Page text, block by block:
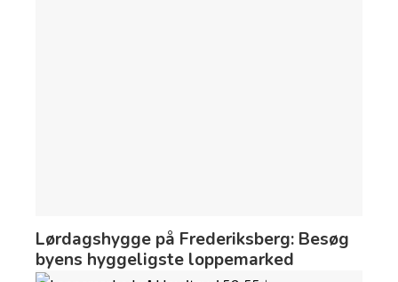
Lørdagshygge på Frederiksberg: Besøg
byens hyggeligste loppemarked